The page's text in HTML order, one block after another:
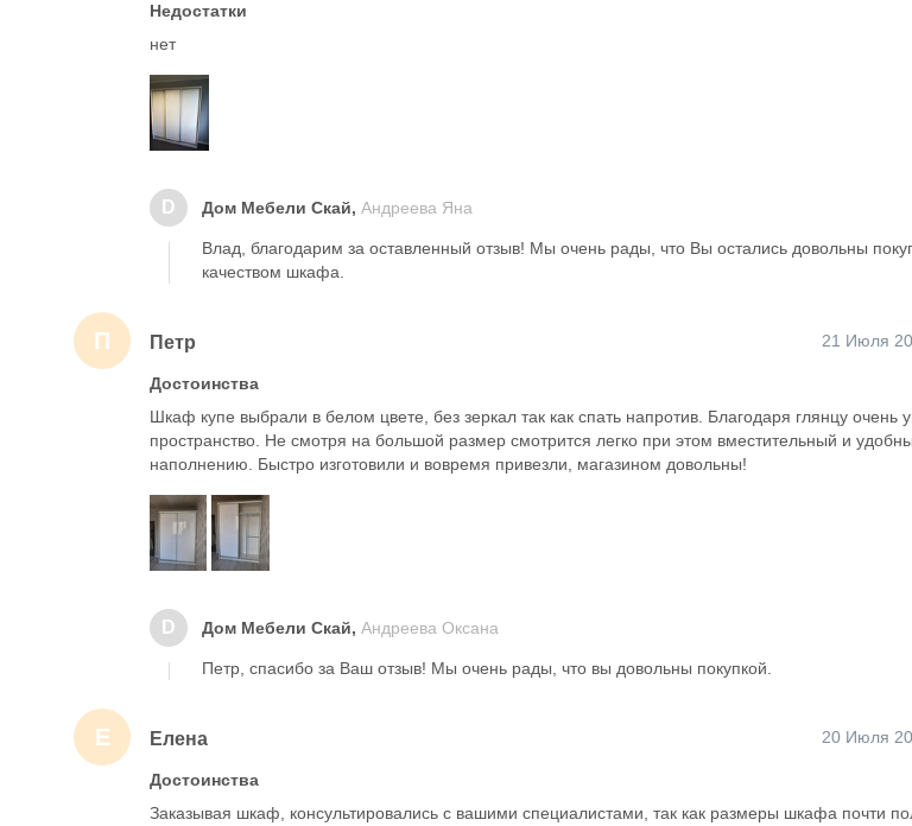
Недостатки
нет
D Дом Мебели Скай, Андреева Яна
Влад, благодарим за оставленный отзыв! Мы очень рады, что Вы остались довольны
качеством шкафа.
П Петр 21 Июля
Достоинства
Шкаф купе выбрали в белом цвете, без зеркал так как спать напротив. Благодаря глянцу очень
пространство. Не смотря на большой размер смотрится легко при этом вместительный и
наполнению. Быстро изготовили и вовремя привезли, магазином довольны!
D Дом Мебели Скай, Андреева Оксана
Петр, спасибо за Ваш отзыв! Мы очень рады, что вы довольны покупкой.
Е Елена 20 Июля
Достоинства
Заказывая шкаф, консультировались с вашими специалистами, так как размеры шкафа почти